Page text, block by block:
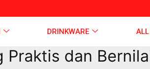
DRINKWARE
Praktis dan